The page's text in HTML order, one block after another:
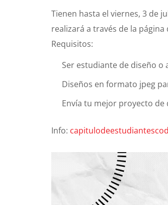
Tienen hasta el viernes, 3 de
realizará a través de la página
Requisitos:
Ser estudiante de diseño
Diseños en formato jpeg
Envía tu mejor proyecto
Info: